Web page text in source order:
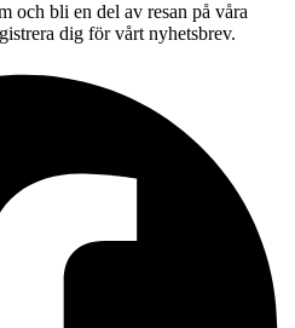
och bli en del av resan på våra
dig för vårt nyhetsbrev.